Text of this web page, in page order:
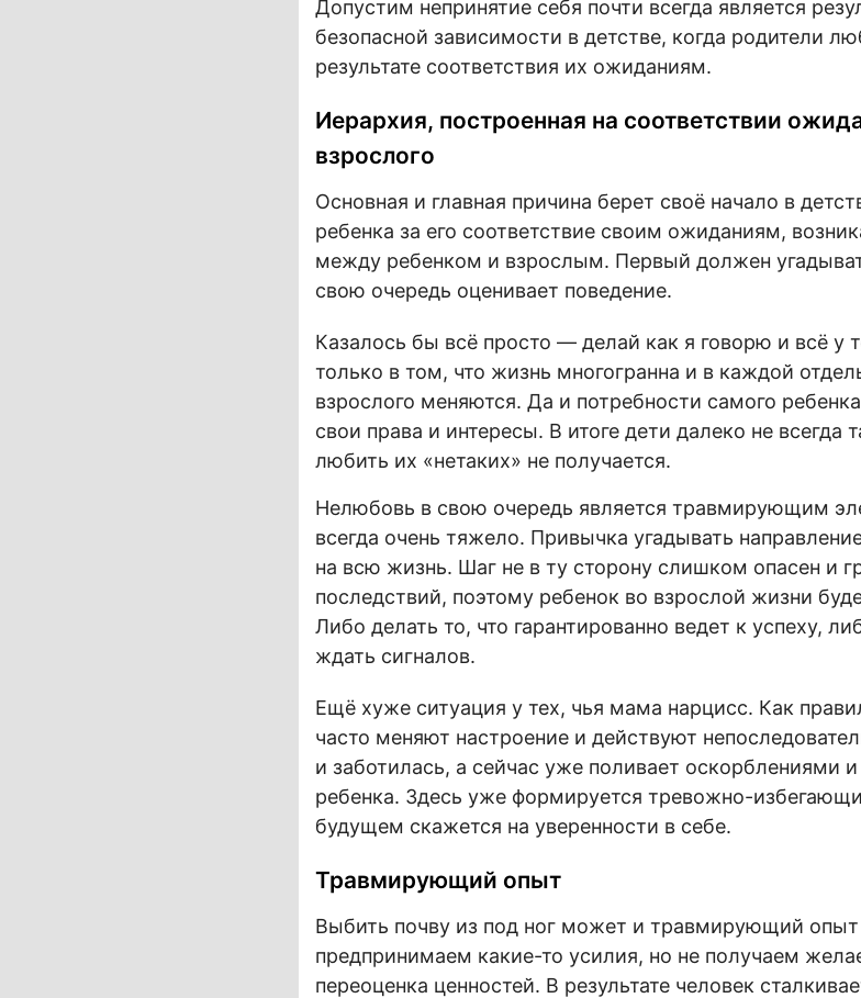
Допустим непринятие себя почти всегда является
безопасной зависимости в детстве, когда родители
результате соответствия их ожиданиям.
Иерархия, построенная на соответствии
взрослого
Основная и главная причина берет своё начало в
ребенка за его соответствие своим ожиданиям,
между ребенком и взрослым. Первый должен
свою очередь оценивает поведение.
Казалось бы всё просто — делай как я говорю и всё у
только в том, что жизнь многогранна и в каждой
взрослого меняются. Да и потребности самого
свои права и интересы. В итоге дети далеко не всегда
любить их «нетаких» не получается.
Нелюбовь в свою очередь является травмирующим
всегда очень тяжело. Привычка угадывать
на всю жизнь. Шаг не в ту сторону слишком опасен и
последствий, поэтому ребенок во взрослой жизни
Либо делать то, что гарантированно ведет к успеху,
ждать сигналов.
Ещё хуже ситуация у тех, чья мама нарцисс. Как
часто меняют настроение и действуют
и заботилась, а сейчас уже поливает оскорблениями
ребенка. Здесь уже формируется тревожно-
будущем скажется на уверенности в себе.
Травмирующий опыт
Выбить почву из под ног может и травмирующий
предпринимаем какие-то усилия, но не получаем
переоценка ценностей. В результате человек